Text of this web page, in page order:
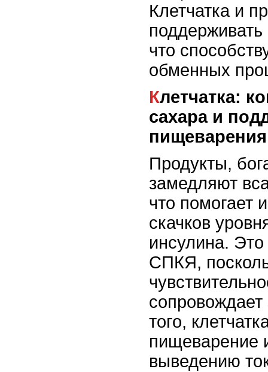
Клетчатка и
что
обменных
Клетчатка: контроль уровня
сахара и
пищеварения
Продукты,
замедляют
что помогает
скачков
инсулина.
СПКЯ,
того,
пищеварение
выведению